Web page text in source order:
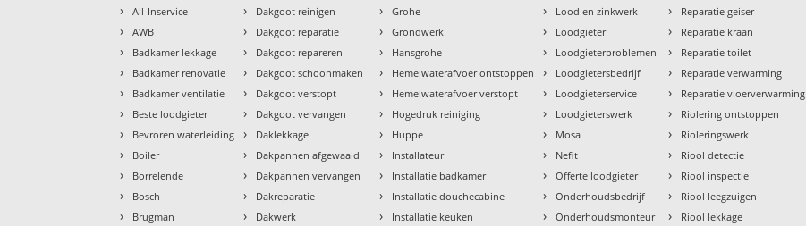
› All-Inservice
› AWB
› Badkamer lekkage
› Badkamer renovatie
› Badkamer ventilatie
› Beste loodgieter
› Bevroren waterleiding
› Boiler
› Borrelende
› Bosch
› Brugman
› Dakgoot reinigen
› Dakgoot reparatie
› Dakgoot repareren
› Dakgoot schoonmaken
› Dakgoot verstopt
› Dakgoot vervangen
› Daklekkage
› Dakpannen afgewaaid
› Dakpannen vervangen
› Dakreparatie
› Dakwerk
› Grohe
› Grondwerk
› Hansgrohe
› Hemelwaterafvoer ontstoppen
› Hemelwaterafvoer verstopt
› Hogedruk reiniging
› Huppe
› Installateur
› Installatie badkamer
› Installatie douchecabine
› Installatie keuken
› Lood en zinkwerk
› Loodgieter
› Loodgieterproblemen
› Loodgietersbedrijf
› Loodgieterservice
› Loodgieterswerk
› Mosa
› Nefit
› Offerte loodgieter
› Onderhoudsbedrijf
› Onderhoudsmonteur
› Reparatie geiser
› Reparatie kraan
› Reparatie toilet
› Reparatie verwarming
› Reparatie vloerverwarming
› Riolering ontstoppen
› Rioleringswerk
› Riool detectie
› Riool inspectie
› Riool leegzuigen
› Riool lekkage